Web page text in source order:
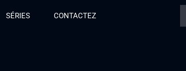
SÉRIES CONTACTEZ